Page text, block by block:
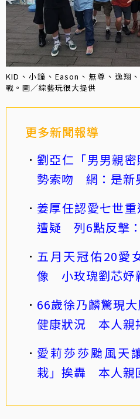
KID、小鐘、Eason、無尊、逸翔
戰。圖／綜藝玩很大提供
更多新聞報導
劉亞仁「男男親
勢索吻 網：是新
姜厚任認愛七世
遭疑 列6點反擊
五月天冠佑20愛
像 小玫瑰劉芯妤
66歲徐乃麟驚現
健康狀況 本人親
愛莉莎莎颱風天
栽」挨轟 本人親